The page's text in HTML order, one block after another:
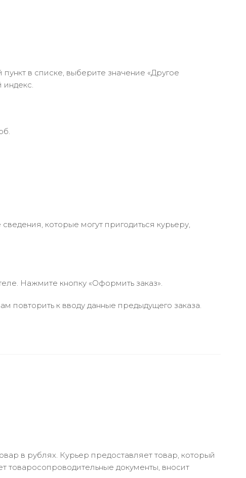
в списке, выберите значение «Другое
индекс.
которые могут пригодиться курьеру,
Нажмите кнопку «Оформить заказ».
к вводу данные предыдущего заказа.
в рублях. Курьер предоставляет товар, который
товаросопроводительные документы, вносит